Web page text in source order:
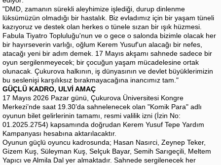
"DMD, zamanın sürekli aleyhimize işlediği, durup dinlenme
lüksümüzün olmadığı bir hastalık. Biz evladımız için bir yaşam tüneli
kazıyoruz ve destek olan herkes o tünele sızan bir ışık hüzmesi.
Fabula Tiyatro Topluluğu'nun ve o gece o salonda bizimle olacak her
bir hayırseverin varlığı, oğlum Kerem Yusuf'un alacağı bir nefes,
atacağı yeni bir adım demek. 17 Mayıs akşamı sahnede sadece bir
oyun sergilenmeyecek; bir çocuğun yaşam mücadelesine ortak
olunacak. Çukurova halkının, iş dünyasının ve devlet büyüklerimizin
bu seslenişi karşılıksız bırakmayacağına inancımız tam."
GÜÇLÜ KADRO, ULVİ AMAÇ
17 Mayıs 2026 Pazar günü, Çukurova Üniversitesi Kongre
Merkezi’nde saat 19.30’da sahnelenecek olan "Komik Para" adlı
oyunun bilet gelirlerinin tamamı, resmi valilik izni (İzin No:
01.2025.2754) kapsamında doğrudan Kerem Yusuf Tepe Yardım
Kampanyası hesabına aktarılacaktır.
Oyunun güçlü oyuncu kadrosunda; Hasan Nasırci, Zeynep Teker,
Gizem Kuş, Süleyman Kuş, Selçuk Bayar, Semih Sarıgeçili, Meltem
Yapıcı ve Almila Dal yer almaktadır. Sahnede sergilenecek her